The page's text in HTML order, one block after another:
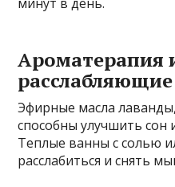
Ароматерапия
Эфирные масла
способны улучшить сон
Теплые ванны с солью
расслабиться и снять